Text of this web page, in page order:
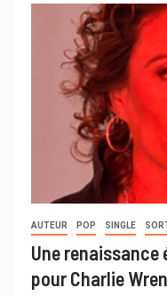
AUTEUR POP SINGLE
Une
pour Charlie